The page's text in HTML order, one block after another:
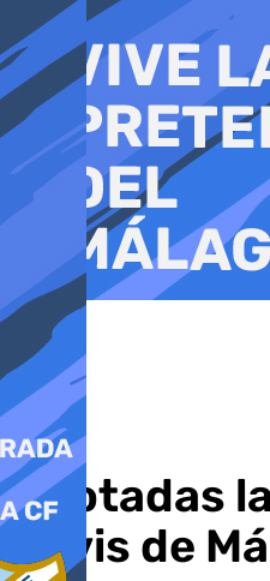
al
contenido
Agotadas
Davis de